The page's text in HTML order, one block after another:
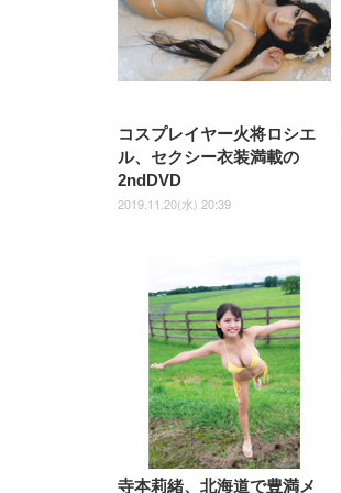
ッシュ 在宅ワーク H-
WY01(黒網+黒枠+黒足)
コスプレイヤー火将ロシエ
ル、セクシー衣装満載の
2ndDVD
2019.11.20(水) 20:39
寺本莉緒、北海道で豊満メ